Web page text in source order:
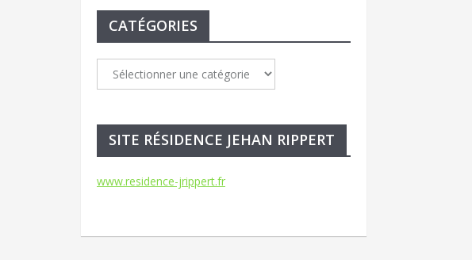
CATÉGORIES
Catégories
SITE RÉSIDENCE JEHAN RIPPERT
www.residence-jrippert.fr